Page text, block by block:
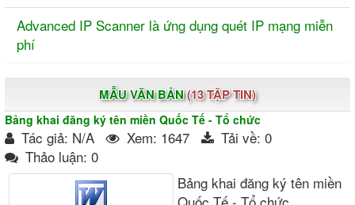
Advanced IP Scanner là ứng dụng quét IP mạng miễn
phí
MẪU VĂN BẢN (13 TẬP TIN)
Bảng khai đăng ký tên miền Quốc Tế - Tổ chức
Tác giả: N/A Xem: 1647
Tải về: 0
Thảo luận: 0
Bảng khai đăng ký tên miền